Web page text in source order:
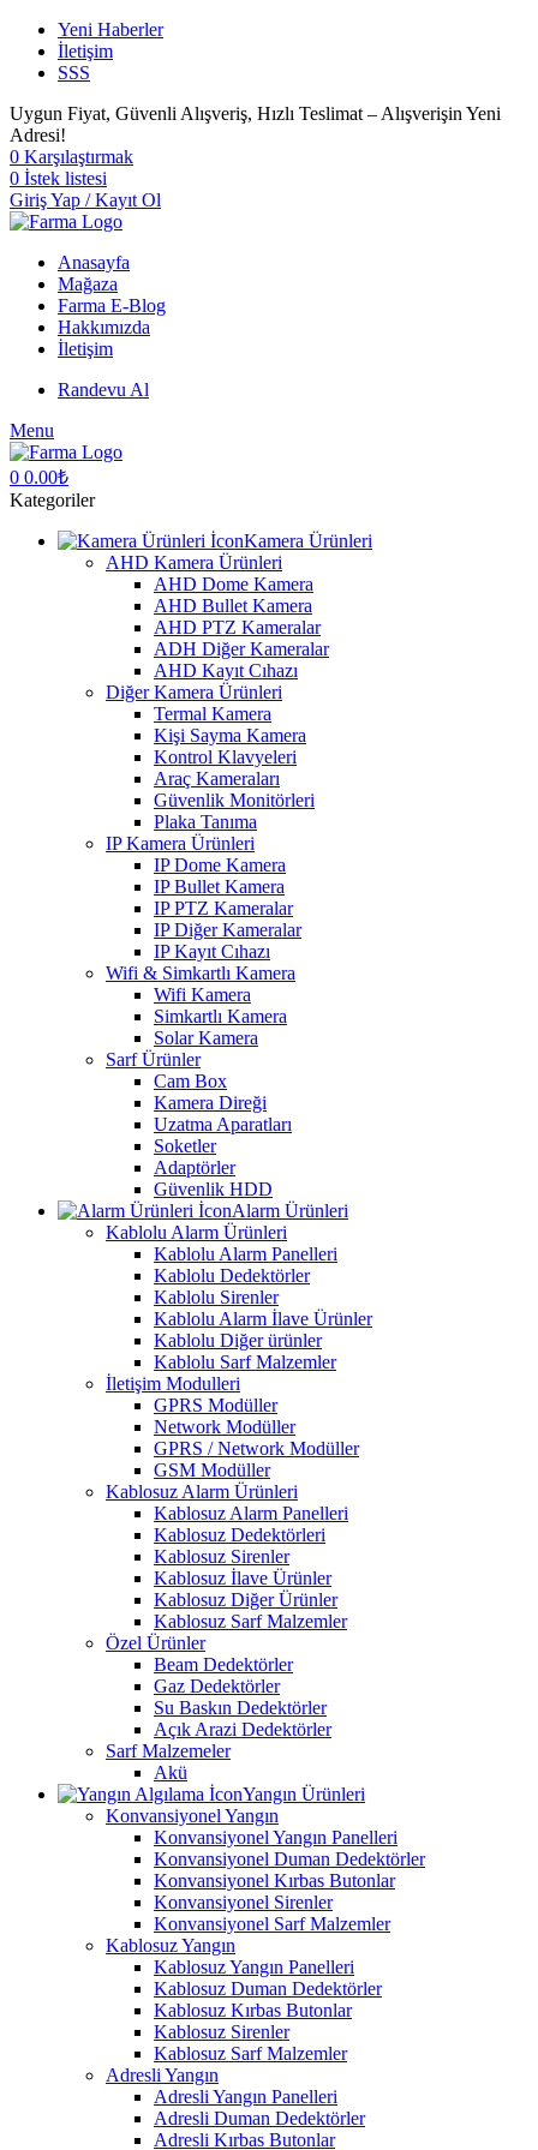
Yeni Haberler
İletişim
SSS
Uygun Fiyat, Güvenli Alışveriş, Hızlı Teslimat – Alışverişin Yeni
Adresi!
0 Karşılaştırmak
0 İstek listesi
Giriş Yap / Kayıt Ol
Anasayfa
Mağaza
Farma E-Blog
Hakkımızda
İletişim
Randevu Al
Menu
0 0.00₺
Kategoriler
Kamera Ürünleri
AHD Kamera Ürünleri
AHD Dome Kamera
AHD Bullet Kamera
AHD PTZ Kameralar
ADH Diğer Kameralar
AHD Kayıt Cıhazı
Diğer Kamera Ürünleri
Termal Kamera
Kişi Sayma Kamera
Kontrol Klavyeleri
Araç Kameraları
Güvenlik Monitörleri
Plaka Tanıma
IP Kamera Ürünleri
IP Dome Kamera
IP Bullet Kamera
IP PTZ Kameralar
IP Diğer Kameralar
IP Kayıt Cıhazı
Wifi & Simkartlı Kamera
Wifi Kamera
Simkartlı Kamera
Solar Kamera
Sarf Ürünler
Cam Box
Kamera Direği
Uzatma Aparatları
Soketler
Adaptörler
Güvenlik HDD
Alarm Ürünleri
Kablolu Alarm Ürünleri
Kablolu Alarm Panelleri
Kablolu Dedektörler
Kablolu Sirenler
Kablolu Alarm İlave Ürünler
Kablolu Diğer ürünler
Kablolu Sarf Malzemler
İletişim Modulleri
GPRS Modüller
Network Modüller
GPRS / Network Modüller
GSM Modüller
Kablosuz Alarm Ürünleri
Kablosuz Alarm Panelleri
Kablosuz Dedektörleri
Kablosuz Sirenler
Kablosuz İlave Ürünler
Kablosuz Diğer Ürünler
Kablosuz Sarf Malzemler
Özel Ürünler
Beam Dedektörler
Gaz Dedektörler
Su Baskın Dedektörler
Açık Arazi Dedektörler
Sarf Malzemeler
Akü
Yangın Ürünleri
Konvansiyonel Yangın
Konvansiyonel Yangın Panelleri
Konvansiyonel Duman Dedektörler
Konvansiyonel Kırbas Butonlar
Konvansiyonel Sirenler
Konvansiyonel Sarf Malzemler
Kablosuz Yangın
Kablosuz Yangın Panelleri
Kablosuz Duman Dedektörler
Kablosuz Kırbas Butonlar
Kablosuz Sirenler
Kablosuz Sarf Malzemler
Adresli Yangın
Adresli Yangın Panelleri
Adresli Duman Dedektörler
Adresli Kırbas Butonlar